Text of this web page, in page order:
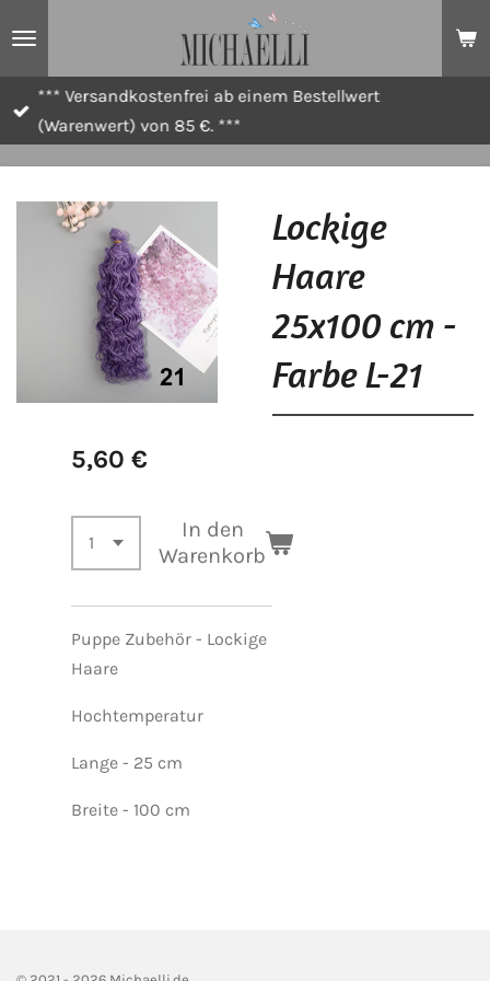
*** Versandkostenfrei ab einem Bestellwert
(Warenwert) von 85 €. ***
Lockige
Haare
25x100 cm -
Farbe L-21
5,60 €
In den
Warenkorb
Puppe Zubehör - Lockige
Haare
Hochtemperatur
Lange - 25 cm
Breite - 100 cm